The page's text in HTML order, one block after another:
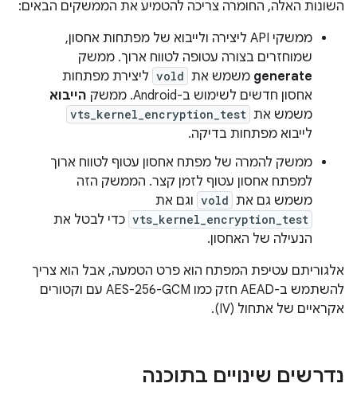
השונות האלה, החומרה צריכה להטמיע את הממשקים הבאים:
ממשקי API ליצירה ולייבוא של מפתחות אחסון,
שמוחזרים בצורה עטופה לטווח ארוך. ממשק
generate משמש את vold ליצירת מפתחות
אחסון חדשים לשימוש ב-Android. ממשק
הייבוא
משמש את vts_kernel_encryption_test
לייבוא מפתחות בדיקה.
ממשק להמרה של מפתח אחסון עטוף לטווח ארוך
למפתח אחסון עטוף לזמן קצר. הממשק הזה
משמש גם את vold וגם את
vts_kernel_encryption_test כדי לבטל את
הנעילה של האחסון.
אלגוריתם עטיפת המפתח הוא פרט הטמעה, אבל הוא צריך
להשתמש ב-AEAD חזק כמו AES-256-GCM עם וקטורים
אקראיים של אתחול (IV).
נדרשים שינויים בתוכנה